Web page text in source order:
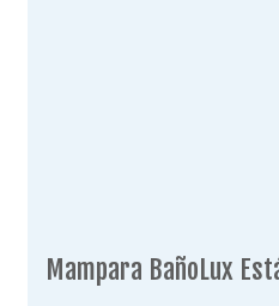
Mampara BañoLux